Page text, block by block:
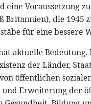
eine Voraussetzung
Britannien), die
für eine bessere
aktuelle Bedeutung.
der Länder,
öffentlichen
und Erweiterung der